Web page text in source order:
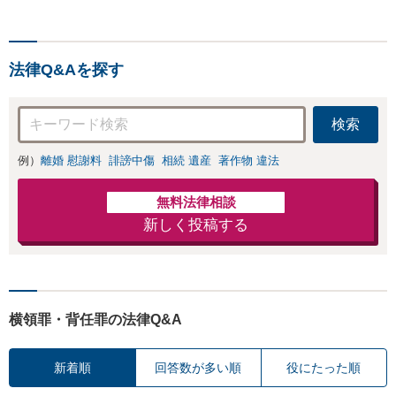
法律Q&Aを探す
検索
例） 離婚 慰謝料 誹謗中傷 相続 遺産 著作物 違法
無料法律相談
新しく投稿する
横領罪・背任罪の法律Q&A
新着順 回答数が多い順 役にたった順